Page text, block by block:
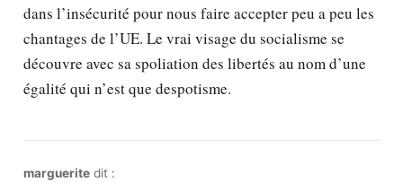
dans l’insécurité pour nous faire accepter peu a peu les
chantages de l’UE. Le vrai visage du socialisme se
découvre avec sa spoliation des libertés au nom d’une
égalité qui n’est que despotisme.
marguerite dit :